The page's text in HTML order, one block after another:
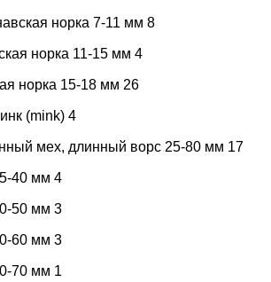
норка 7-11 мм 8
норка 11-15 мм 4
норка 15-18 мм 26
(mink) 4
мех, длинный ворс 25-80 мм 17
40 мм 4
50 мм 3
60 мм 3
70 мм 1